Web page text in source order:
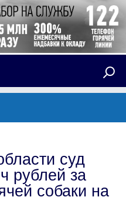
суд
рублей за
собаки на